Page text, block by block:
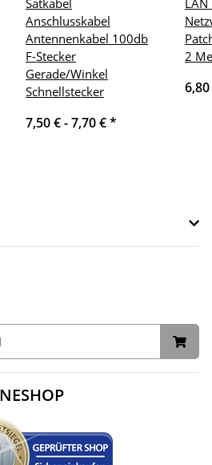
Anschlusskabel
Antennenkabel 100db
F-Stecker
Gerade/Winkel
Schnellstecker
7,50 € -7,70 €*
2